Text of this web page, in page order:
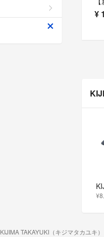
¥
KIJIMA TAKAYUKI（キジマタカユキ）